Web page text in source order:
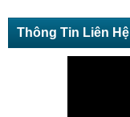
Thông Tin Liên Hệ